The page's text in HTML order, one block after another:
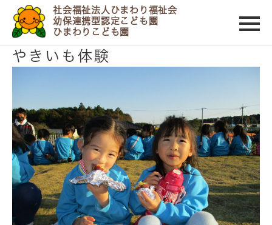
社会福祉法人ひまわり福祉会
幼保連携型認定こども園
ひまわりこども園
2021/10/29
やきいも体験